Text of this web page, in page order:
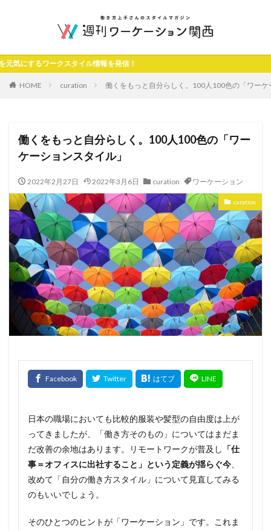
イル情報を発信！
HOME curation 働くをもっと自分らしく。100人100色の「ワー
働くをもっと自分らしく。100人100色の「ワー
ケーションスタイル」
2022年2月27日 2022年3月6日 curation ワーケーション
curation
日本の職場においても比較的服装や髪型の自由度は上が
ってきましたが、「働き方そのもの」についてはまだま
だ改善の余地はあります。リモートワークが普及し 「仕
事＝オフィスに出社すること」という定義が揺らぐ今
改めて「自分の働き方スタイル」について見直してみる
のもいいでしょう。
そのひとつのヒントが「ワーケーション」です。これま